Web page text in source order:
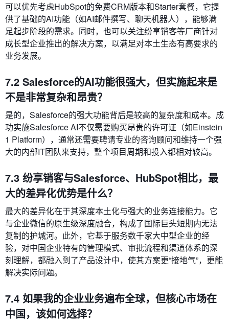
可以优先考虑HubSpot的免费CRM版本和Starter套餐，它提
供了基础的AI功能（如AI邮件撰写、聊天机器人），能够满
足起步阶段的需求。同时，也可以关注纷享销客等厂商针对
成长型企业推出的解决方案，以满足对本土生态有高要求的
业务发展。
7.2 Salesforce的AI功能很强大，但实施起来是
不是非常复杂和昂贵？
是的，Salesforce的强大功能背后是较高的复杂度和成本。成
功实施Salesforce AI不仅需要购买昂贵的许可证（如Einstein
1 Platform），通常还需要聘请专业的咨询顾问和维持一个强
大的内部IT团队来支持，整个项目周期和投入都相对较高。
7.3 纷享销客与Salesforce、HubSpot相比，最
大的差异化优势是什么？
最大的差异化在于其深度本土化与强大的业务连接能力。它
与企业微信的原生级深度融合，构成了国际巨头短期内无法
复制的护城河。此外，它基于服务数千家大中型企业的经
验，对中国企业特有的管理模式、审批流程和渠道体系的深
刻理解，都融入到了产品设计中，使其方案更“接地气”，更能
解决实际问题。
7.4 如果我的企业业务遍布全球，但核心市场在
中国，该如何选择？